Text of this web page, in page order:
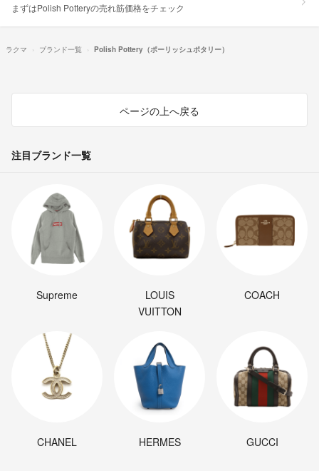
まずはPolish Potteryの売れ筋価格をチェック
ラクマ ブランド一覧 Polish Pottery（ポーリッシュポタリー）
ページの上へ戻る
注目ブランド一覧
Supreme
LOUIS
VUITTON
COACH
CHANEL HERMES GUCCI